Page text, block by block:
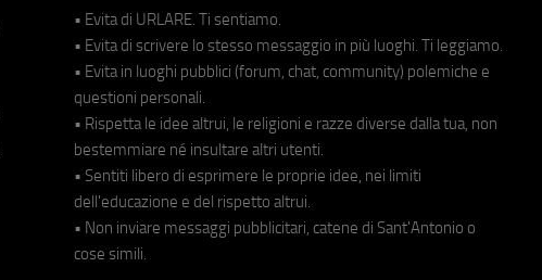
• Evita di URLARE. Ti sentiamo.
• Evita di scrivere lo stesso messaggio in più luoghi. Ti leggiamo.
• Evita in luoghi pubblici (forum, chat, community) polemiche e
questioni personali.
• Rispetta le idee altrui, le religioni e razze diverse dalla tua, non
bestemmiare né insultare altri utenti.
• Sentiti libero di esprimere le proprie idee, nei limiti
dell'educazione e del rispetto altrui.
• Non inviare messaggi pubblicitari, catene di Sant'Antonio o
cose simili.